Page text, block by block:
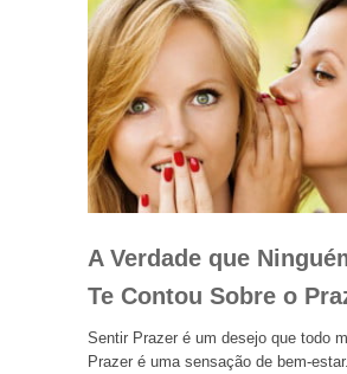
A Verdade que
Te Contou Sobre o
Sentir Prazer é um desejo que todo
Prazer é uma sensação de bem-